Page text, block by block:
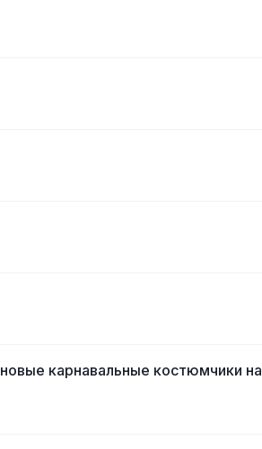
карнавальные костюмчики на